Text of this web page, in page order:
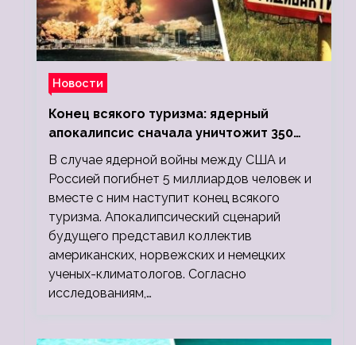
Новости
Конец всякого туризма: ядерный
апокалипсис сначала уничтожит 350
миллионов, а потом 5 миллиардов
людей
В случае ядерной войны между США и
Россией погибнет 5 миллиардов человек и
вместе с ним наступит конец всякого
туризма. Апокалипсический сценарий
будущего представил коллектив
американских, норвежских и немецких
ученых-климатологов. Согласно
исследованиям,…